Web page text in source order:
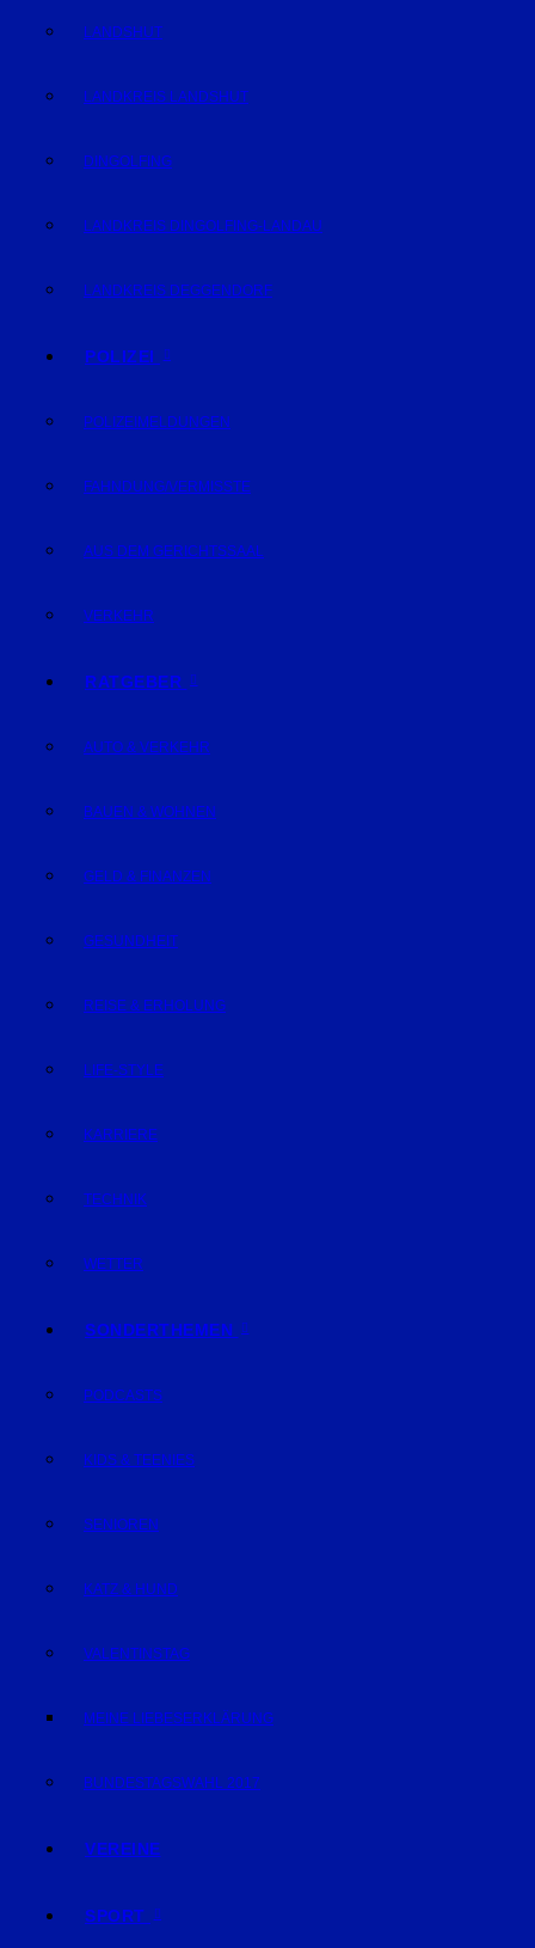
LANDSHUT
LANDKREIS LANDSHUT
DINGOLFING
LANDKREIS DINGOLFING-LANDAU
LANDKREIS DEGGENDORF
POLIZEI
POLIZEIMELDUNGEN
FAHNDUNG/VERMISSTE
AUS DEM GERICHTSSAAL
VERKEHR
RATGEBER
AUTO & VERKEHR
BAUEN & WOHNEN
GELD & FINANZEN
GESUNDHEIT
REISE & ERHOLUNG
LIFE-STYLE
KARRIERE
TECHNIK
WETTER
SONDERTHEMEN
PODCASTS
KIDS & TEENIES
SENIOREN
KATZ & HUND
VALENTINSTAG
MEINE LIEBESERKLÄRUNG
BUNDESTAGSWAHL 2017
VEREINE
SPORT